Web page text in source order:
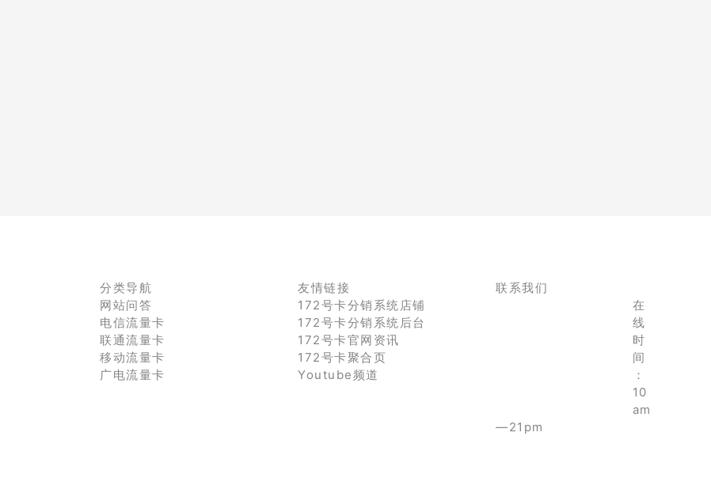
分类导航
网站问答
电信流量卡
联通流量卡
移动流量卡
广电流量卡
友情链接
172号卡分销系统店铺
172号卡分销系统后台
172号卡官网资讯
172号卡聚合页
Youtube频道
联系我们
在
线
时
间
：
10
am
—21pm